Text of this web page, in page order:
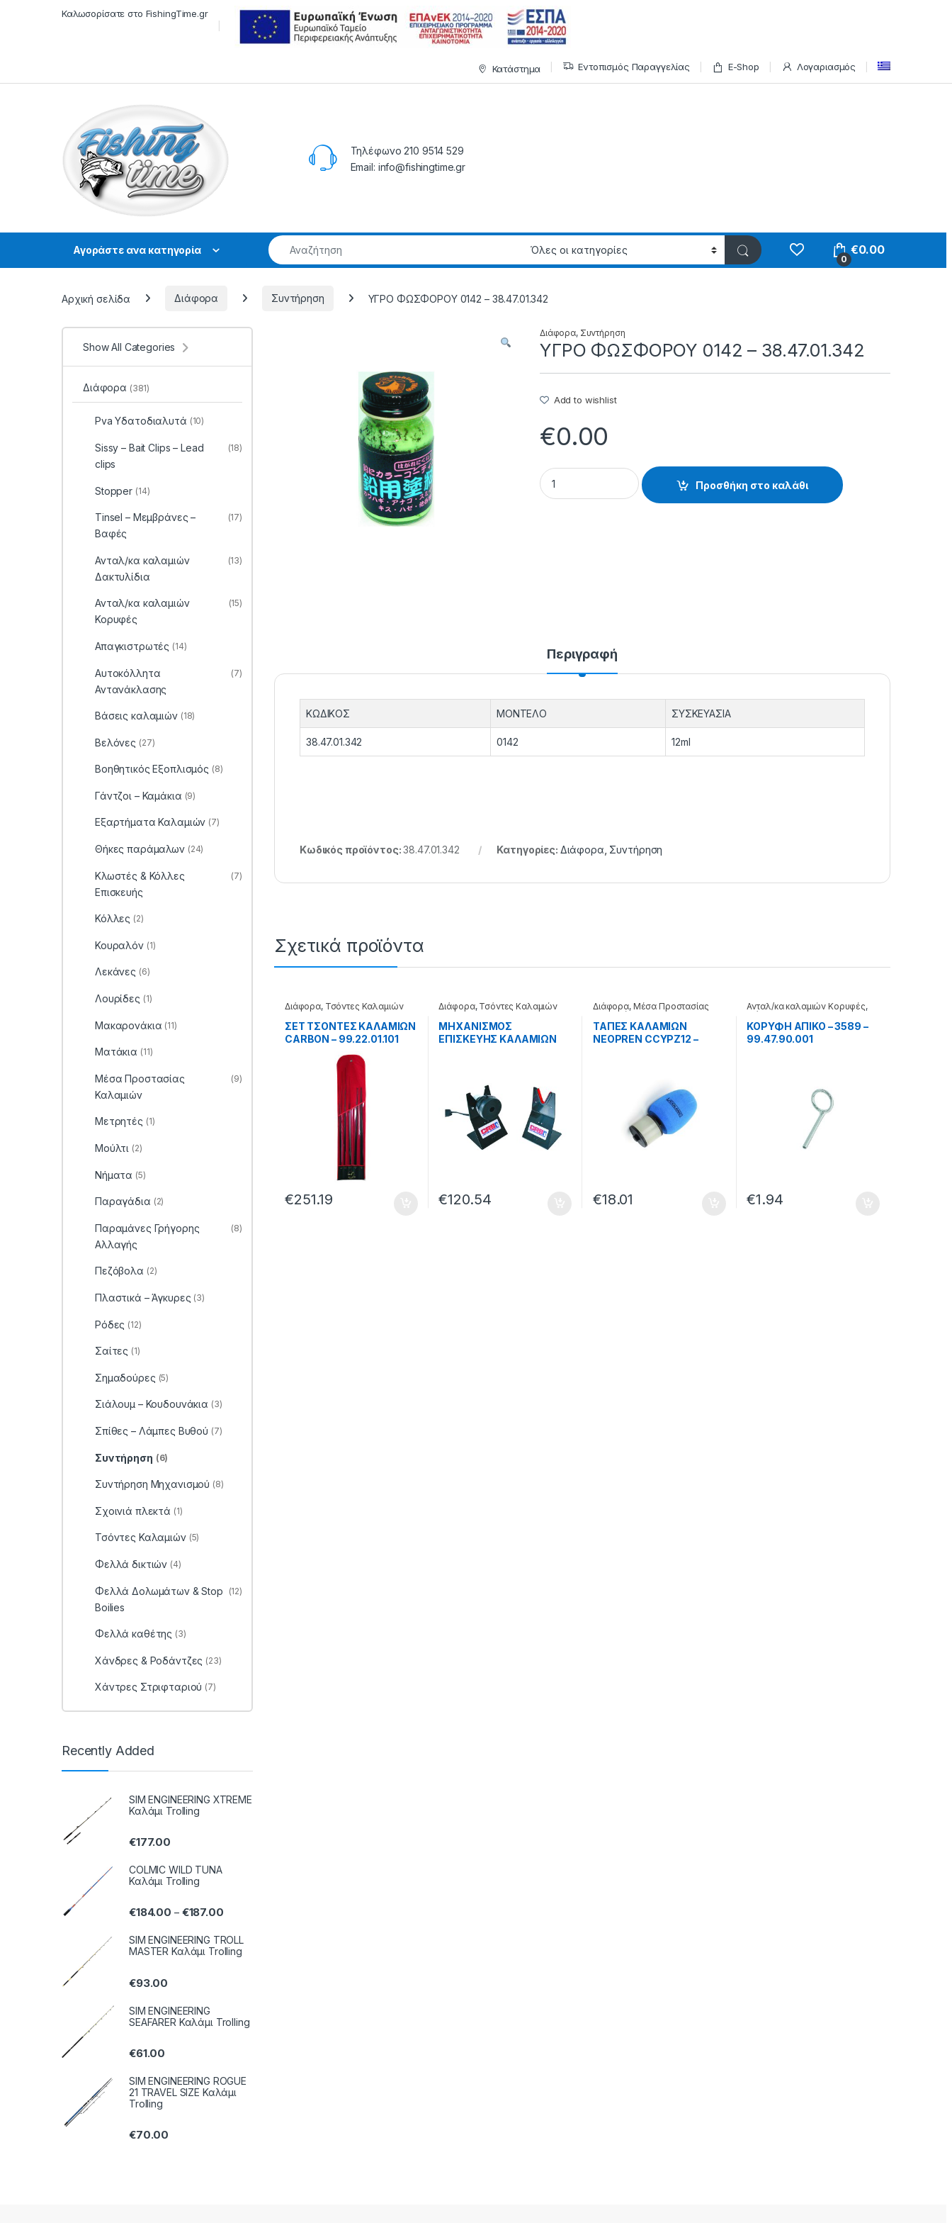
Καλωσορίσατε στο FishingTime.gr
Κατάστημα Εντοπισμός Παραγγελίας E-Shop Λογαριασμός
Τηλέφωνο 210 9514 529
Email: info@fishingtime.gr
Αγοράστε ανα κατηγορία
0
€0.00
Αρχική σελίδα Διάφορα Συντήρηση ΥΓΡΟ ΦΩΣΦΟΡΟΥ 0142 – 38.47.01.342
Διάφορα, Συντήρηση
ΥΓΡΟ ΦΩΣΦΟΡΟΥ 0142 – 38.47.01.342
Add to wishlist
€0.00
ΥΓΡΟ ΦΩΣΦΟΡΟΥ 0142 - 38.47.01.342 quantity
Προσθήκη στο καλάθι
Περιγραφή
ΚΩΔΙΚΟΣ ΜΟΝΤΕΛΟ ΣΥΣΚΕΥΑΣΙΑ
38.47.01.342 0142 12ml
Κωδικός προϊόντος:38.47.01.342 Κατηγορίες: Διάφορα Συντήρηση
Σχετικά προϊόντα
Διάφορα, Τσόντες Καλαμιών
ΣΕΤ ΤΣΟΝΤΕΣ ΚΑΛΑΜΙΩΝ
CARBON – 99.22.01.101
€251.19
Διάφορα, Τσόντες Καλαμιών
ΜΗΧΑΝΙΣΜΟΣ
ΕΠΙΣΚΕΥΗΣ ΚΑΛΑΜΙΩΝ
€120.54
Διάφορα, Μέσα Προστασίας
Καλαμιών
ΤΑΠΕΣ ΚΑΛΑΜΙΩΝ
NEOPREN CCYPZ12 –
€18.01
Ανταλ/κα καλαμιών Κορυφές,
Διάφορα
ΚΟΡΥΦΗ ΑΠΙΚΟ – 3589 –
99.47.90.001
€1.94
Show All Categories
Διάφορα (381)
Pva Υδατοδιαλυτά (10)
Sissy – Bait Clips – Lead
clips
(18)
Stopper (14)
Tinsel – Μεμβράνες –
Βαφές
(17)
Ανταλ/κα καλαμιών
Δακτυλίδια
(13)
Ανταλ/κα καλαμιών
Κορυφές
(15)
Απαγκιστρωτές (14)
Αυτοκόλλητα
Αντανάκλασης
(7)
Βάσεις καλαμιών (18)
Βελόνες (27)
Βοηθητικός Εξοπλισμός (8)
Γάντζοι – Καμάκια (9)
Εξαρτήματα Καλαμιών (7)
Θήκες παράμαλων (24)
Κλωστές & Κόλλες
Επισκευής
(7)
Κόλλες (2)
Κουραλόν (1)
Λεκάνες (6)
Λουρίδες (1)
Μακαρονάκια (11)
Ματάκια (11)
Μέσα Προστασίας
Καλαμιών
(9)
Μετρητές (1)
Μούλτι (2)
Νήματα (5)
Παραγάδια (2)
Παραμάνες Γρήγορης
Αλλαγής
(8)
Πεζόβολα (2)
Πλαστικά – Άγκυρες (3)
Ρόδες (12)
Σαίτες (1)
Σημαδούρες (5)
Σιάλουμ – Κουδουνάκια (3)
Σπίθες – Λάμπες Βυθού (7)
Συντήρηση (6)
Συντήρηση Μηχανισμού (8)
Σχοινιά πλεκτά (1)
Τσόντες Καλαμιών (5)
Φελλά δικτιών (4)
Φελλά Δολωμάτων & Stop
Boilies
(12)
Φελλά καθέτης (3)
Χάνδρες & Ροδάντζες (23)
Χάντρες Στριφταριού (7)
Recently Added
SIM ENGINEERING XTREME
Καλάμι Trolling
€177.00
COLMIC WILD TUNA
Καλάμι Trolling
€184.00 – €187.00
SIM ENGINEERING TROLL
MASTER Καλάμι Trolling
€93.00
SIM ENGINEERING
SEAFARER Καλάμι Trolling
€61.00
SIM ENGINEERING ROGUE
21 TRAVEL SIZE Καλάμι
Trolling
€70.00